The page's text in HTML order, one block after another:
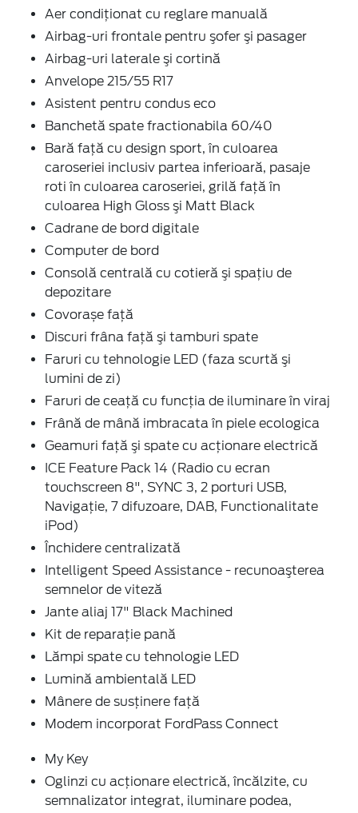
Aer condiţionat cu reglare manuală
Airbag-uri frontale pentru şofer şi pasager
Airbag-uri laterale şi cortină
Anvelope 215/55 R17
Asistent pentru condus eco
Banchetă spate fractionabila 60/40
Bară faţă cu design sport, în culoarea
caroseriei inclusiv partea inferioară, pasaje
roti în culoarea caroseriei, grilă faţă în
culoarea High Gloss şi Matt Black
Cadrane de bord digitale
Computer de bord
Consolă centrală cu cotieră şi spaţiu de
depozitare
Covorașe față
Discuri frâna faţă şi tamburi spate
Faruri cu tehnologie LED (faza scurtă şi
lumini de zi)
Faruri de ceaţă cu funcţia de iluminare în viraj
Frână de mână imbracata în piele ecologica
Geamuri faţă şi spate cu acţionare electrică
ICE Feature Pack 14 (Radio cu ecran
touchscreen 8", SYNC 3, 2 porturi USB,
Navigaţie, 7 difuzoare, DAB, Functionalitate
iPod)
Închidere centralizată
Intelligent Speed Assistance - recunoaşterea
semnelor de viteză
Jante aliaj 17" Black Machined
Kit de reparaţie pană
Lămpi spate cu tehnologie LED
Lumină ambientală LED
Mânere de susţinere faţă
Modem incorporat FordPass Connect
My Key
Oglinzi cu acţionare electrică, încălzite, cu
semnalizator integrat, iluminare podea,